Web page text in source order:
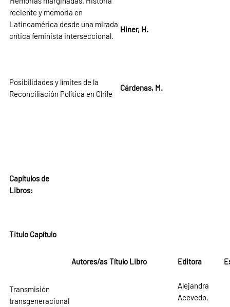
reciente y memoria en
Latinoamérica desde una mirada
crítica feminista interseccional.
Hiner, H.
Posibilidades y límites de la
Reconciliación Política en Chile
Cárdenas, M.
Capítulos de
Libros:
Titulo Capítulo
Autores/as Título Libro Editora
Transmisión
transgeneracional
Alejandra
Acevedo,